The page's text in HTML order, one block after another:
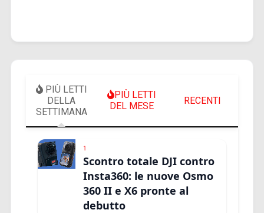
PIÙ LETTI
DELLA
SETTIMANA
PIÙ LETTI
DEL MESE
RECENTI
1
Scontro totale DJI contro
Insta360: le nuove Osmo
360 II e X6 pronte al
debutto